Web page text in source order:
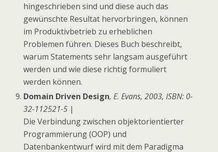
hingeschrieben sind und diese auch das
gewünschte Resultat hervorbringen, können
im Produktivbetrieb zu erheblichen
Problemen führen. Dieses Buch beschreibt,
warum Statements sehr langsam ausgeführt
werden und wie diese richtig formuliert
werden können.
Domain Driven Design, E. Evans, 2003, ISBN: 0-
32-112521-5 |
Die Verbindung zwischen objektorientierter
Programmierung (OOP) und
Datenbankentwurf wird mit dem Paradigma